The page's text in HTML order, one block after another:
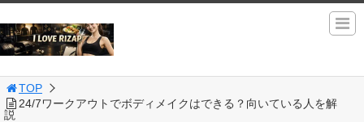
TOP
24/7ワークアウトでボディメイクはできる？向いている人を解
説